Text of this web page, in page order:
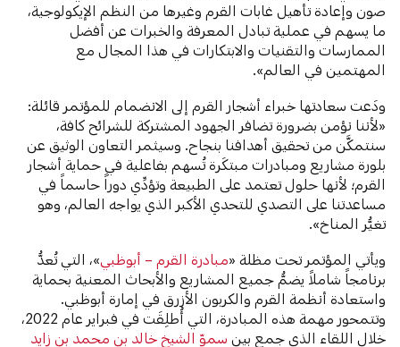
صون وإعادة تأهيل غابات القرم وغيرها من النظم الإيكولوجية،
ما يسهم في عملية تبادل المعرفة والخبرات عن أفضل
الممارسات والتقنيات والابتكارات في هذا المجال مع
المهتمين في العالم».
ودَعت سعادتها خبراء أشجار القرم إلى الانضمام للمؤتمر قائلة:
«لأننا نؤمن بضرورة تضافر الجهود المشتركة للشرائح كافة،
سنتمكَّن من تحقيق أهدافنا بنجاح. وسيثمر التعاون الوثيق عن
بلورة مشاريع ومبادرات مبتكَرة تُسهم بفاعلية في حماية أشجار
القرم؛ لأنها حلول تعتمد على الطبيعة وتؤدِّي دوراً حاسماً في
مساعدتنا على التصدي للتحدي الأكبر الذي يواجه العالم، وهو
تغيُّر المناخ».
ويأتي المؤتمر تحت مظلة «مبادرة القرم – أبوظبي »، التي تُعدُّ
برنامجاً شاملاً يضمُّ جميع المشاريع والأبحاث المعنية بحماية
واستعادة أنظمة القرم والكربون الأزرق في إمارة أبوظبي.
وتتمحور مهمة هذه المبادرة، التي أُطلِقَت في فبراير عام 2022،
خلال اللقاء الذي جمع بين سموّ الشيخ خالد بن محمد بن زايد